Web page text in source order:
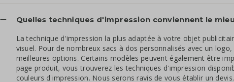
Quelles techniques d'impression conviennent le
La technique d'impression la plus adaptée à votre objet
visuel. Pour de nombreux sacs à dos personnalisés avec un
meilleures options. Certains modèles peuvent également être
page produit, vous trouverez les techniques d'impression
couleurs d'impression. Nous serons ravis de vous établir un devis.